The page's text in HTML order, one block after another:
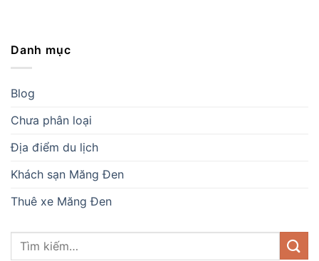
Danh mục
Blog
Chưa phân loại
Địa điểm du lịch
Khách sạn Măng Đen
Thuê xe Măng Đen